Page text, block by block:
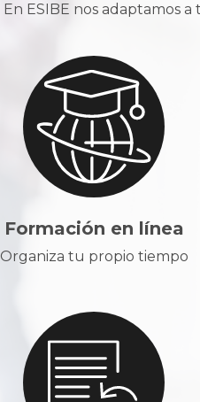
En ESIBE nos adaptamos
Formación en línea
Organiza tu propio tiempo